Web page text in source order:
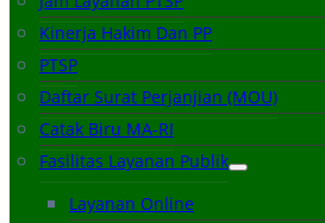
Kinerja Hakim Dan PP
PTSP
Daftar Surat Perjanjian (MOU)
Catak Biru MA-RI
Fasilitas Layanan Publik
Layanan Online